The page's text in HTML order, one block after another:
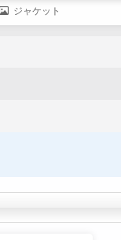
ジャケット